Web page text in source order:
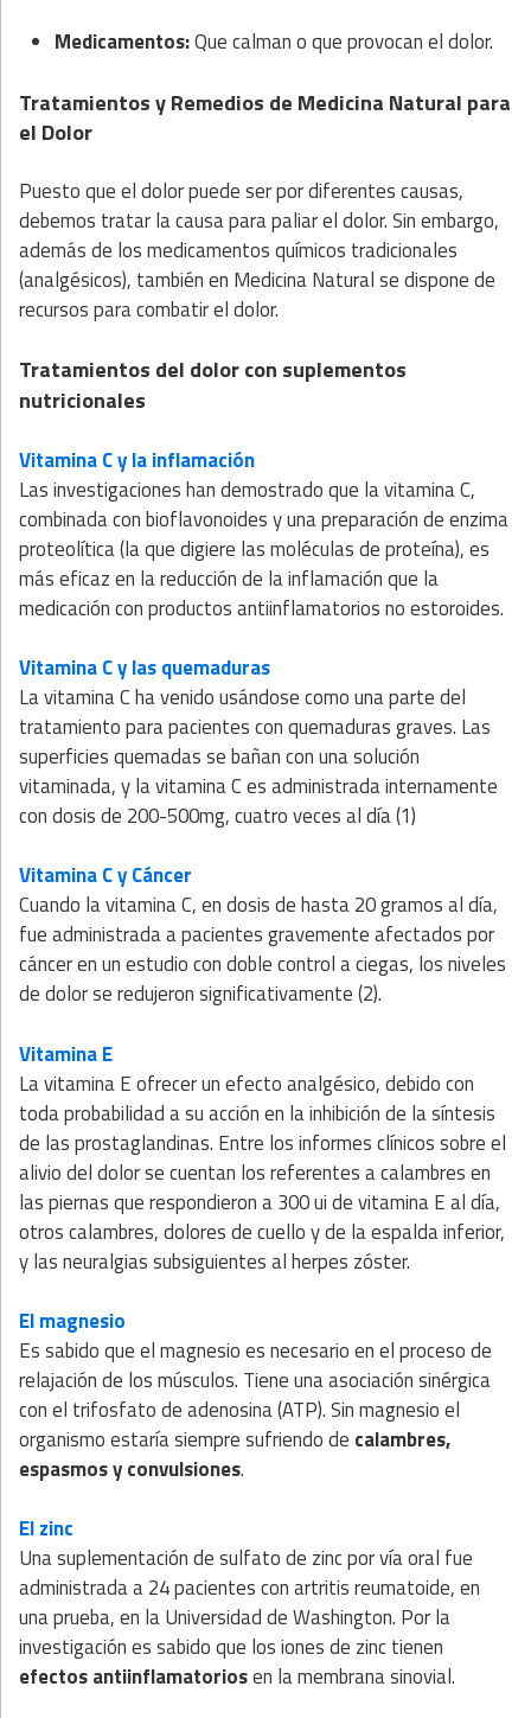
Medicamentos:Que calman o que provocan el dolor.
Tratamientos y Remedios de Medicina Natural para
el Dolor
Puesto que el dolor puede ser por diferentes causas,
debemos tratar la causa para paliar el dolor. Sin embargo,
además de los medicamentos químicos tradicionales
(analgésicos), también en Medicina Natural se dispone de
recursos para combatir el dolor.
Tratamientos del dolor con suplementos
nutricionales
Vitamina Cy la inflamación
Las investigaciones han demostrado que la vitamina C,
combinada con bioflavonoides y una preparación de enzima
proteolítica (la que digiere las moléculas de proteína), es
más eficaz en la reducción de la inflamación que la
medicación con productos antiinflamatorios no estoroides.
Vitamina Cy las quemaduras
La vitamina C ha venido usándose como una parte del
tratamiento para pacientes con quemaduras graves. Las
superficies quemadas se bañan con una solución
vitaminada, y la vitamina C es administrada internamente
con dosis de 200-500mg, cuatro veces al día (1)
Vitamina Cy Cáncer
Cuando la vitamina C, en dosis de hasta 20 gramos al día,
fue administrada a pacientes gravemente afectados por
cáncer en un estudio con doble control a ciegas, los niveles
de dolor se redujeron significativamente (2).
Vitamina E
La vitamina E ofrecer un efecto analgésico, debido con
toda probabilidad a su acción en la inhibición de la síntesis
de las prostaglandinas. Entre los informes clínicos sobre el
alivio del dolor se cuentan los referentes a calambres en
las piernas que respondieron a 300 ui de vitamina E al día,
otros calambres, dolores de cuello y de la espalda inferior,
y las neuralgias subsiguientes al herpes zóster.
El magnesio
Es sabido que el magnesio es necesario en el proceso de
relajación de los músculos. Tiene una asociación sinérgica
con el trifosfato de adenosina (ATP). Sin magnesio el
organismo estaría siempre sufriendo de calambres,
espasmos y convulsiones.
El zinc
Una suplementación de sulfato de zinc por vía oral fue
administrada a 24 pacientes con artritis reumatoide, en
una prueba, en la Universidad de Washington. Por la
investigación es sabido que los iones de zinc tienen
efectos antiinflamatoriosen la membrana sinovial.